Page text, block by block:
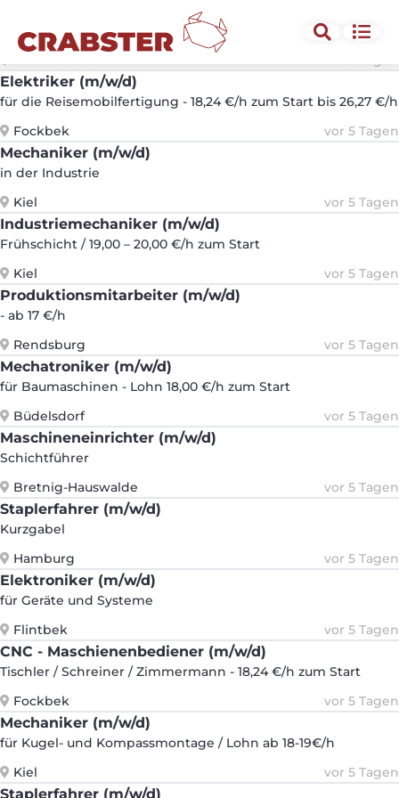
Industriemechaniker (m/w/d)
- attraktiver Bezahlung durch Branchenzuschläge
Elektriker (m/w/d)
für die Reisemobilfertigung - 18,24 €/h zum Start bis 26,27 €/h
Fockbek
vor 5 Tagen
Mechaniker (m/w/d)
in der Industrie
Kiel
vor 5 Tagen
Industriemechaniker (m/w/d)
Frühschicht / 19,00 – 20,00 €/h zum Start
Kiel
vor 5 Tagen
Produktionsmitarbeiter (m/w/d)
- ab 17 €/h
Rendsburg
vor 5 Tagen
Mechatroniker (m/w/d)
für Baumaschinen - Lohn 18,00 €/h zum Start
Büdelsdorf
vor 5 Tagen
Maschineneinrichter (m/w/d)
Schichtführer
Bretnig-Hauswalde
vor 5 Tagen
Staplerfahrer (m/w/d)
Kurzgabel
Hamburg
vor 5 Tagen
Elektroniker (m/w/d)
für Geräte und Systeme
Flintbek
vor 5 Tagen
CNC - Maschienenbediener (m/w/d)
Tischler / Schreiner / Zimmermann - 18,24 €/h zum Start
Fockbek
vor 5 Tagen
Mechaniker (m/w/d)
für Kugel- und Kompassmontage / Lohn ab 18-19€/h
Kiel
vor 5 Tagen
Staplerfahrer (m/w/d)